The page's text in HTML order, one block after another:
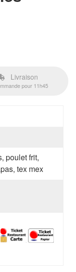
Livraison
pour 11h45
poulet frit,
tex mex